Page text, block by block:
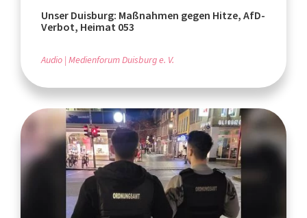
Unser Duisburg: Maßnahmen gegen Hitze, AfD-
Verbot, Heimat 053
Audio Medienforum Duisburg e. V.